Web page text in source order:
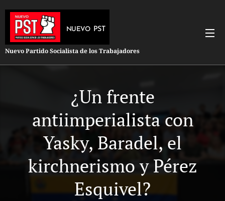
NUEVO PST
Nuevo Partido Socialista de los Trabajadores
¿Un frente
antiimperialista con
Yasky, Baradel, el
kirchnerismo y Pérez
Esquivel?